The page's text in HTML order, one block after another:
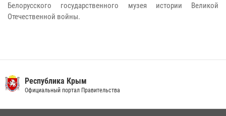
Белорусского государственного музея истории Великой
Отечественной войны.
Республика Крым
Официальный портал Правительства